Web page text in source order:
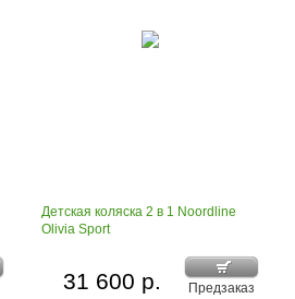
Детская коляска 2 в 1 Noordline
Olivia Sport
Предзаказ
31 600 р.